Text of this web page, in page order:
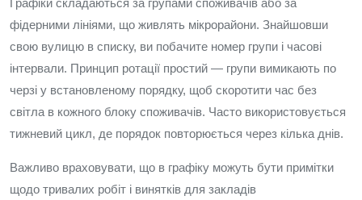
Графіки складаються за групами споживачів або за
фідерними лініями, що живлять мікрорайони. Знайшовши
свою вулицю в списку, ви побачите номер групи і часові
інтервали. Принцип ротації простий — групи вимикають по
черзі у встановленому порядку, щоб скоротити час без
світла в кожного блоку споживачів. Часто використовується
тижневий цикл, де порядок повторюється через кілька днів.
Важливо враховувати, що в графіку можуть бути примітки
щодо тривалих робіт і винятків для закладів